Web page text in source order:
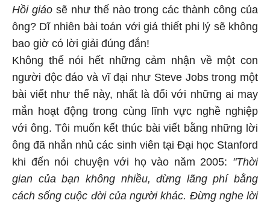
Hồi giáosẽ như thế nào trong các thành công của
ông? Dĩ nhiên bài toán với giả thiết phi lý sẽ không
bao giờ có lời giải đúng đắn!
Không thể nói hết những cảm nhận về một con
người độc đáo và vĩ đại như Steve Jobs trong một
bài viết như thế này, nhất là đối với những ai may
mắn hoạt động trong cùng lĩnh vực nghề nghiệp
với ông. Tôi muốn kết thúc bài viết bằng những lời
ông đã nhắn nhủ các sinh viên tại Đại học Stanford
khi đến nói chuyện với họ vào năm 2005: "Thời
gian của bạn không nhiều, đừng lãng phí bằng
cách sống cuộc đời của người khác. Đừng nghe lời